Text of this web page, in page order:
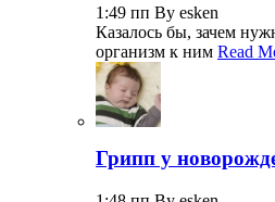
1:49 пп By esken
Казалось бы, зачем
организм к ним Read
Грипп у